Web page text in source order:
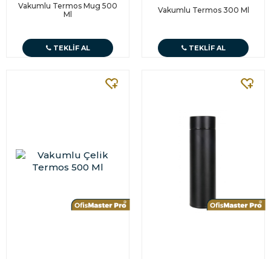
Vakumlu Termos Mug 500
Ml
TEKLIF AL
Vakumlu Termos 300 Ml
TEKLIF AL